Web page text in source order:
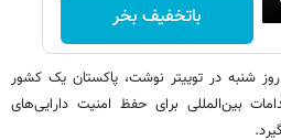
باتخفیف بخر
شنبه در توییتر نوشت، پاکستان یک کشور
بین‌المللی برای حفظ امنیت دارایی‌های